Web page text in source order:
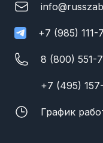
+7 (985) 111-
8 (800) 551-
+7 (495)
График